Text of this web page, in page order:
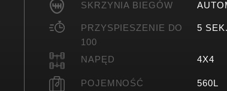
SKRZYNIA BIEGÓW
PRZYSPIESZENIE DO
100
5 SEK.
NAPĘD 4X4
POJEMNOŚĆ
560L